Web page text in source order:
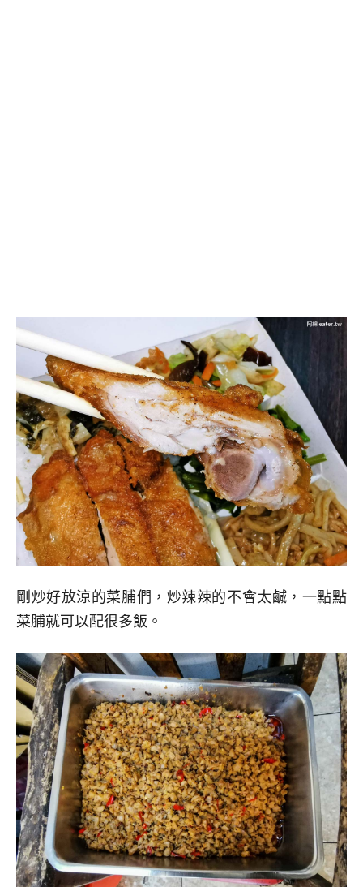
剛炒好放涼的菜脯們，炒辣辣的不會太鹹，一點點
菜脯就可以配很多飯。